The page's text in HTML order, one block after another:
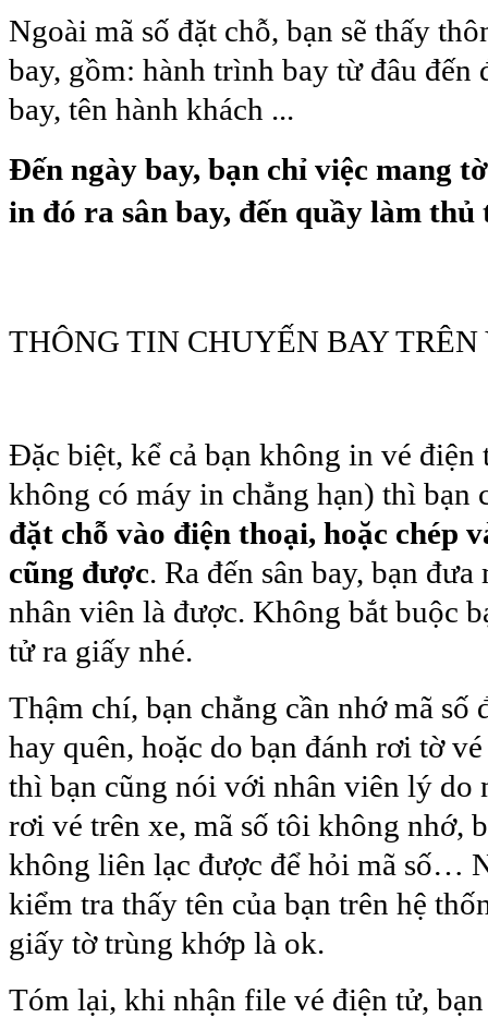
Ngoài mã số đặt chỗ, bạn sẽ thấy
bay, gồm: hành trình bay từ đâu đến
bay, tên hành khách ...
Đến ngày bay, bạn chỉ việc mang
in đó ra sân bay, đến quầy làm
THÔNG TIN CHUYẾN BAY
Đặc biệt, kể cả bạn không in vé
không có máy in chẳng hạn) thì bạn
đặt chỗ vào điện thoại, hoặc chép
cũng được. Ra đến sân bay, bạn
nhân viên là được. Không bắt buộc
tử ra giấy nhé.
Thậm chí, bạn chẳng cần nhớ mã số
hay quên, hoặc do bạn đánh rơi tờ
thì bạn cũng nói với nhân viên lý do
rơi vé trên xe, mã số tôi không nhớ,
không liên lạc được để hỏi mã số…
kiểm tra thấy tên của bạn trên hệ
giấy tờ trùng khớp là ok.
Tóm lại, khi nhận file vé điện tử,